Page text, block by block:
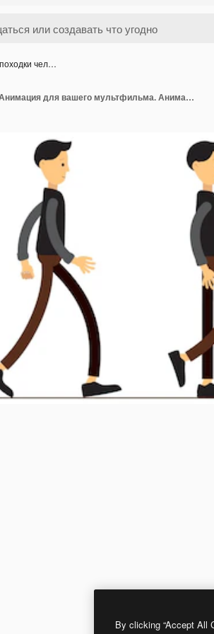
чел…
Анимация походки человека. Анимация для вашего мультфильма. Анимация движения персонажа
By clicking “Accept All